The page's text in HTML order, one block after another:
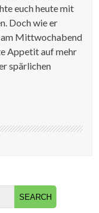
euch heute mit
Doch wie er
am Mittwochabend
Appetit auf mehr
spärlichen
Search
for: